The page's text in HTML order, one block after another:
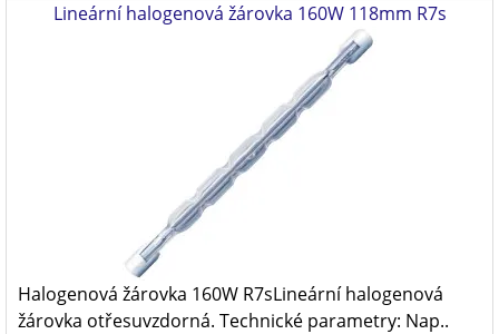
Lineární halogenová žárovka 160W 118mm R7s
Halogenová žárovka 160W R7sLineární halogenová
žárovka otřesuvzdorná. Technické parametry: Nap..